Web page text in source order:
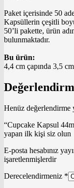
Paket içerisinde 50
Kapsüllerin çeşitli
50’li pakette, ürün
bulunmaktadır.
Bu ürün:
4,4 cm çapında 3,5
Henüz değerlendirme
“Cupcake Kapsul
yapan ilk kişi siz olun
E-posta hesabınız
işaretlenmişlerdir
Derecelendirmeniz *